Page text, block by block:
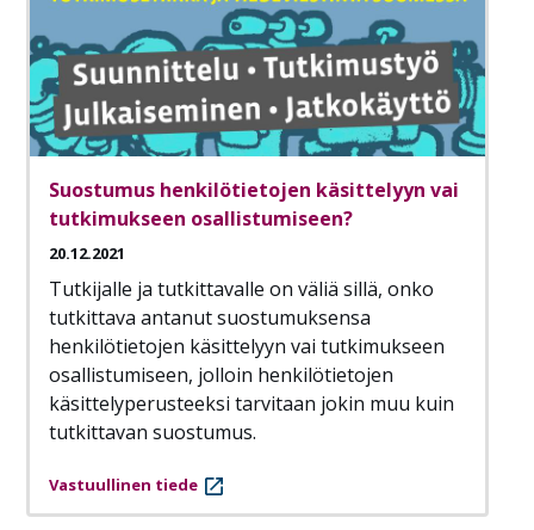
Suostumus henkilötietojen käsittelyyn vai
tutkimukseen osallistumiseen?
20.12.2021
Tutkijalle ja tutkittavalle on väliä sillä, onko
tutkittava antanut suostumuksensa
henkilötietojen käsittelyyn vai tutkimukseen
osallistumiseen, jolloin henkilötietojen
käsittelyperusteeksi tarvitaan jokin muu kuin
tutkittavan suostumus.
Vastuullinen tiede